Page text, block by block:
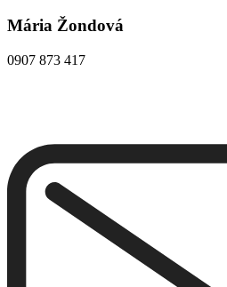
Mária Žondová
0907 873 417